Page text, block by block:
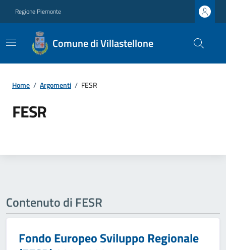
Regione Piemonte
Comune di Villastellone
Home / Argomenti / FESR
FESR
Contenuto di FESR
Fondo Europeo Sviluppo Regionale